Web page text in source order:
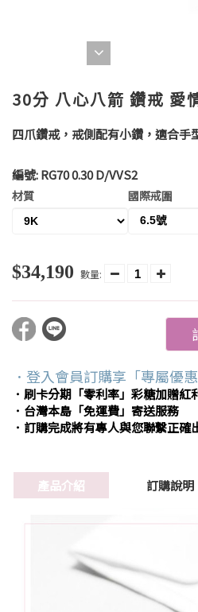
30分 八心八箭 鑽戒 愛
四爪鑽戒，戒側配有小鑽，適合手
編號:RG70 0.30 D/VVS2
材質 國際戒圍
$34,190 數量:
．登入會員訂購享「專屬優惠
．刷卡分期「零利率」彩糖加贈紅
．台灣本島「免運費」寄送服務
．訂購完成將有專人與您聯繫正確
產品介紹 訂購說明